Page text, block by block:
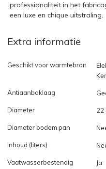
professionaliteit in het
een luxe en chique uitstraling.
Extra informatie
Geschikt voor warmtebron
Antiaanbaklaag
Diameter 22
Diameter bodem pan
Inhoud (liters)
Vaatwasserbestendig Ja